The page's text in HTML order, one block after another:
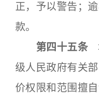
正，予以警告；
款。
第四十五条
级人民政府有关
价权限和范围擅